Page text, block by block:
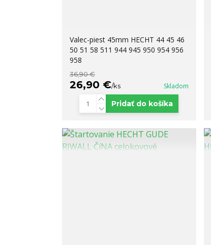
Valec-piest 45mm HECHT 44 45 46
50 51 58 511 944 945 950 954 956
958
36,90 €
26,90 €/ks Skladom
Pridať do košíka